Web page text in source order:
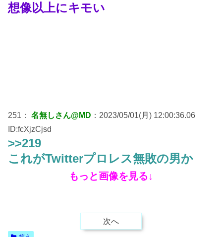
想像以上にキモい
251： 名無しさん@MD ：2023/05/01(月) 12:00:36.06
ID:fcXjzCjsd
>>219
これがTwitterプロレス無敗の男か
もっと画像を見る↓
次へ